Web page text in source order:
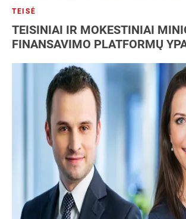
TEISĖ
TEISINIAI IR MOKESTINIAI
FINANSAVIMO PLATFORMŲ